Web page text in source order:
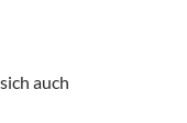
auch